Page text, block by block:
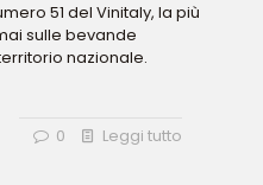
51 del Vinitaly, la più
sulle bevande
nazionale.
0 Leggi tutto